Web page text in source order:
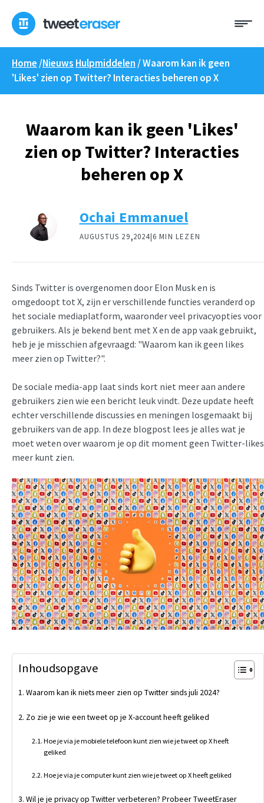
naar
inhoud
Home /Nieuws Hulpmiddelen /Waarom kan ik geen
'Likes' zien op Twitter? Interacties beheren op X
Waarom kan ik geen 'Likes'
zien op Twitter? Interacties
beheren op X
Ochai Emmanuel
AUGUSTUS 29,2024|6 MIN LEZEN
Sinds Twitter is overgenomen door Elon Musk en is
omgedoopt tot X, zijn er verschillende functies veranderd op
het sociale mediaplatform, waaronder veel privacyopties voor
gebruikers. Als je bekend bent met X en de app vaak gebruikt,
heb je je misschien afgevraagd: "Waarom kan ik geen likes
meer zien op Twitter?".
De sociale media-app laat sinds kort niet meer aan andere
gebruikers zien wie een bericht leuk vindt. Deze update heeft
echter verschillende discussies en meningen losgemaakt bij
gebruikers van de app. In deze blogpost lees je alles wat je
moet weten over waarom je op dit moment geen Twitter-likes
meer kunt zien.
Inhoudsopgave
Waarom kan ik niets meer zien op Twitter sinds juli 2024?
Zo zie je wie een tweet op je X-account heeft geliked
Hoe je via je mobiele telefoon kunt zien wie je tweet op X heeft
geliked
Hoe je via je computer kunt zien wie je tweet op X heeft geliked
Wil je je privacy op Twitter verbeteren? Probeer TweetEraser